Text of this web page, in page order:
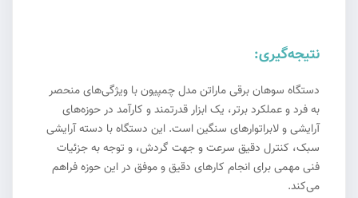
نتیجه‌گیری:
دستگاه سوهان برقی ماراتن مدل چمپیون با ویژگی‌های منحصر
به فرد و عملکرد برتر، یک ابزار قدرتمند و کارآمد در حوزه‌های
آرایشی و لابراتوارهای سنگین است. این دستگاه با دسته آرایشی
سبک، کنترل دقیق سرعت و جهت گردش، و توجه به جزئیات
فنی مهمی برای انجام کارهای دقیق و موفق در این حوزه فراهم
می‌کند.